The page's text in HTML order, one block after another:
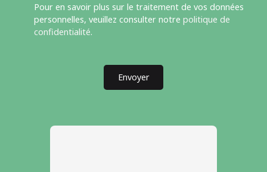
Pour en savoir plus sur le traitement de vos données
personnelles, veuillez consulter notre politique de
confidentialité.
Envoyer